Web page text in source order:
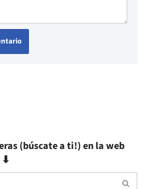
(búscate a ti!) en la web
⬇